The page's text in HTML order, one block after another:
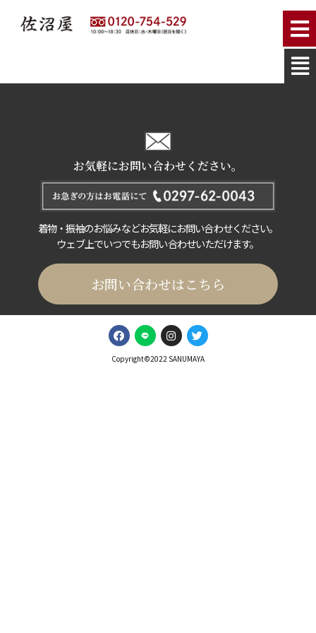
お気軽にお問い合わせください。
着物・振袖のお悩みなどお気軽にお問い合わせください。
ウェブ上でいつでもお問い合わせいただけます。
お問い合わせはこちら
Copyright©️2022 SANUMAYA